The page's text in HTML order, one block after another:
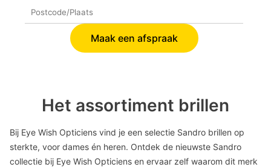
Maak een afspraak
Het assortiment brillen
Bij Eye Wish Opticiens vind je een selectie Sandro brillen op
sterkte, voor dames én heren. Ontdek de nieuwste Sandro
collectie bij Eye Wish Opticiens en ervaar zelf waarom dit merk